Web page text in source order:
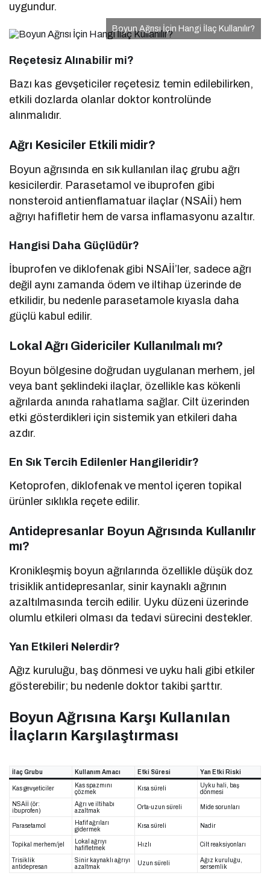
uygundur.
Boyun Ağrısı İçin Hangi İlaç Kullanılır?
Reçetesiz Alınabilir mi?
Bazı kas gevşeticiler reçetesiz temin edilebilirken,
etkili dozlarda olanlar doktor kontrolünde
alınmalıdır.
Ağrı Kesiciler Etkili midir?
Boyun ağrısında en sık kullanılan ilaç grubu ağrı
kesicilerdir. Parasetamol ve ibuprofen gibi
nonsteroid antienflamatuar ilaçlar (NSAİİ) hem
ağrıyı hafifletir hem de varsa inflamasyonu azaltır.
Hangisi Daha Güçlüdür?
İbuprofen ve diklofenak gibi NSAİİ’ler, sadece ağrı
değil aynı zamanda ödem ve iltihap üzerinde de
etkilidir, bu nedenle parasetamole kıyasla daha
güçlü kabul edilir.
Lokal Ağrı Gidericiler Kullanılmalı mı?
Boyun bölgesine doğrudan uygulanan merhem, jel
veya bant şeklindeki ilaçlar, özellikle kas kökenli
ağrılarda anında rahatlama sağlar. Cilt üzerinden
etki gösterdikleri için sistemik yan etkileri daha
azdır.
En Sık Tercih Edilenler Hangileridir?
Ketoprofen, diklofenak ve mentol içeren topikal
ürünler sıklıkla reçete edilir.
Antidepresanlar Boyun Ağrısında Kullanılır
mı?
Kronikleşmiş boyun ağrılarında özellikle düşük doz
trisiklik antidepresanlar, sinir kaynaklı ağrının
azaltılmasında tercih edilir. Uyku düzeni üzerinde
olumlu etkileri olması da tedavi sürecini destekler.
Yan Etkileri Nelerdir?
Ağız kuruluğu, baş dönmesi ve uyku hali gibi etkiler
gösterebilir; bu nedenle doktor takibi şarttır.
Boyun Ağrısına Karşı Kullanılan
İlaçların Karşılaştırması
İlaç Grubu Kullanım Amacı Etki Süresi Yan Etki Riski
Kas gevşeticiler
Kas spazmını
çözmek
Kısa süreli
Uyku hali, baş
dönmesi
NSAİİ (ör:
ibuprofen)
Ağrı ve iltihabı
azaltmak
Orta-uzun süreli Mide sorunları
Parasetamol
Hafif ağrıları
gidermek
Kısa süreli Nadir
Topikal merhem/jel
Lokal ağrıyı
hafifletmek
Hızlı Cilt reaksiyonları
Trisiklik
antidepresan
Sinir kaynaklı ağrıyı
azaltmak
Uzun süreli
Ağız kuruluğu,
sersemlik